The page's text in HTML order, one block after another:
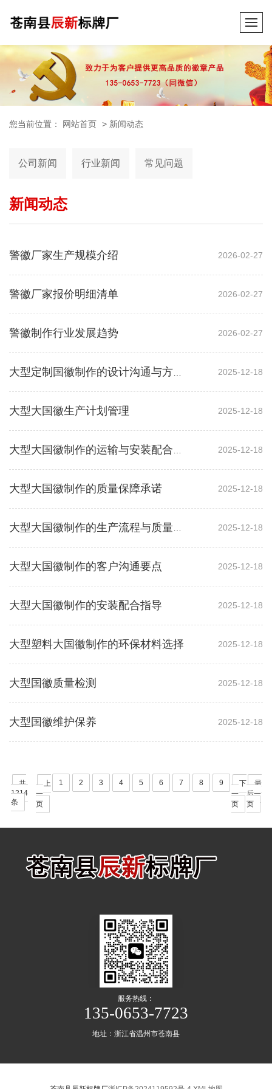
您当前位置： 网站首页 > 新闻动态
公司新闻 行业新闻 常见问题
新闻动态
警徽厂家生产规模介绍 2026-02-27
警徽厂家报价明细清单 2026-02-27
警徽制作行业发展趋势 2026-02-27
2025-12-18
大型大国徽生产计划管理 2025-12-18
2025-12-18
大型大国徽制作的质量保障承诺 2025-12-18
2025-12-18
大型大国徽制作的客户沟通要点 2025-12-18
大型大国徽制作的安装配合指导 2025-12-18
大型塑料大国徽制作的环保材料选择 2025-12-18
大型国徽质量检测 2025-12-18
大型国徽维护保养 2025-12-18
共
1214
条
上
一
页
1 2 3 4 5 6 7 8 9
下
一
页
最
后一
页
服务热线：
135-0653-7723
地址：浙江省温州市苍南县